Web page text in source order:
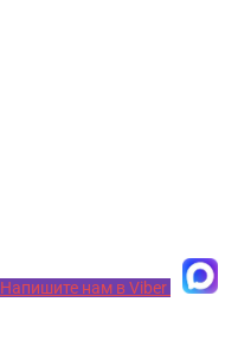
Напишите нам в Viber